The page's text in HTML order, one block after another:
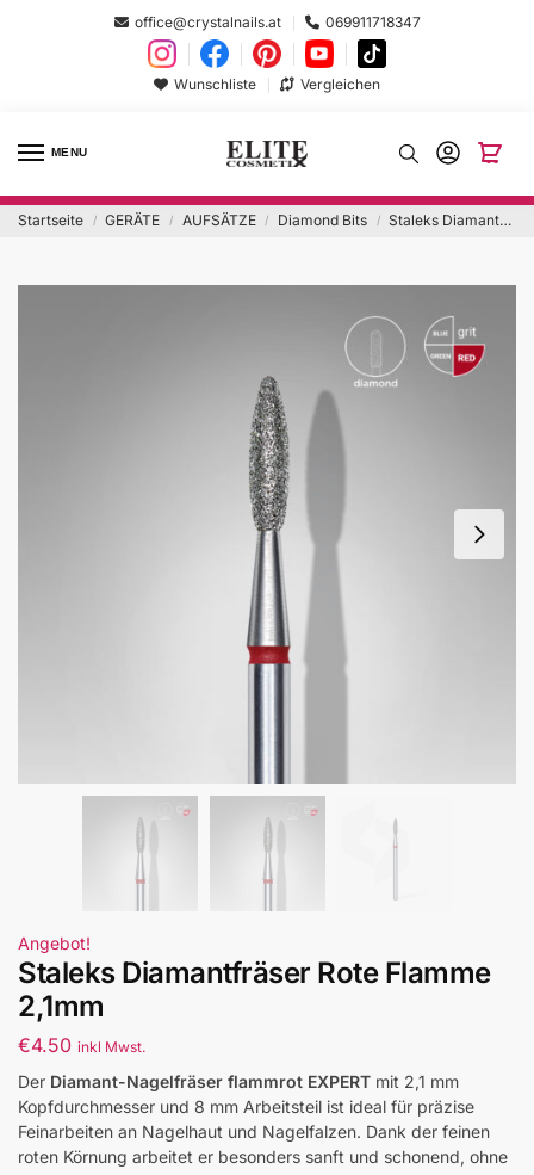
office@crystalnails.at 069911718347
Wunschliste Vergleichen
MENU
Startseite / GERÄTE / AUFSÄTZE / Diamond Bits / Staleks Diamantfräser Rote Flamme 2,1mm
Angebot!
Staleks Diamantfräser Rote Flamme
2,1mm
€4.50 inkl Mwst.
Der Diamant-Nagelfräser flammrot EXPERT mit 2,1 mm
Kopfdurchmesser und 8 mm Arbeitsteil ist ideal für präzise
Feinarbeiten an Nagelhaut und Nagelfalzen. Dank der feinen
roten Körnung arbeitet er besonders sanft und schonend, ohne